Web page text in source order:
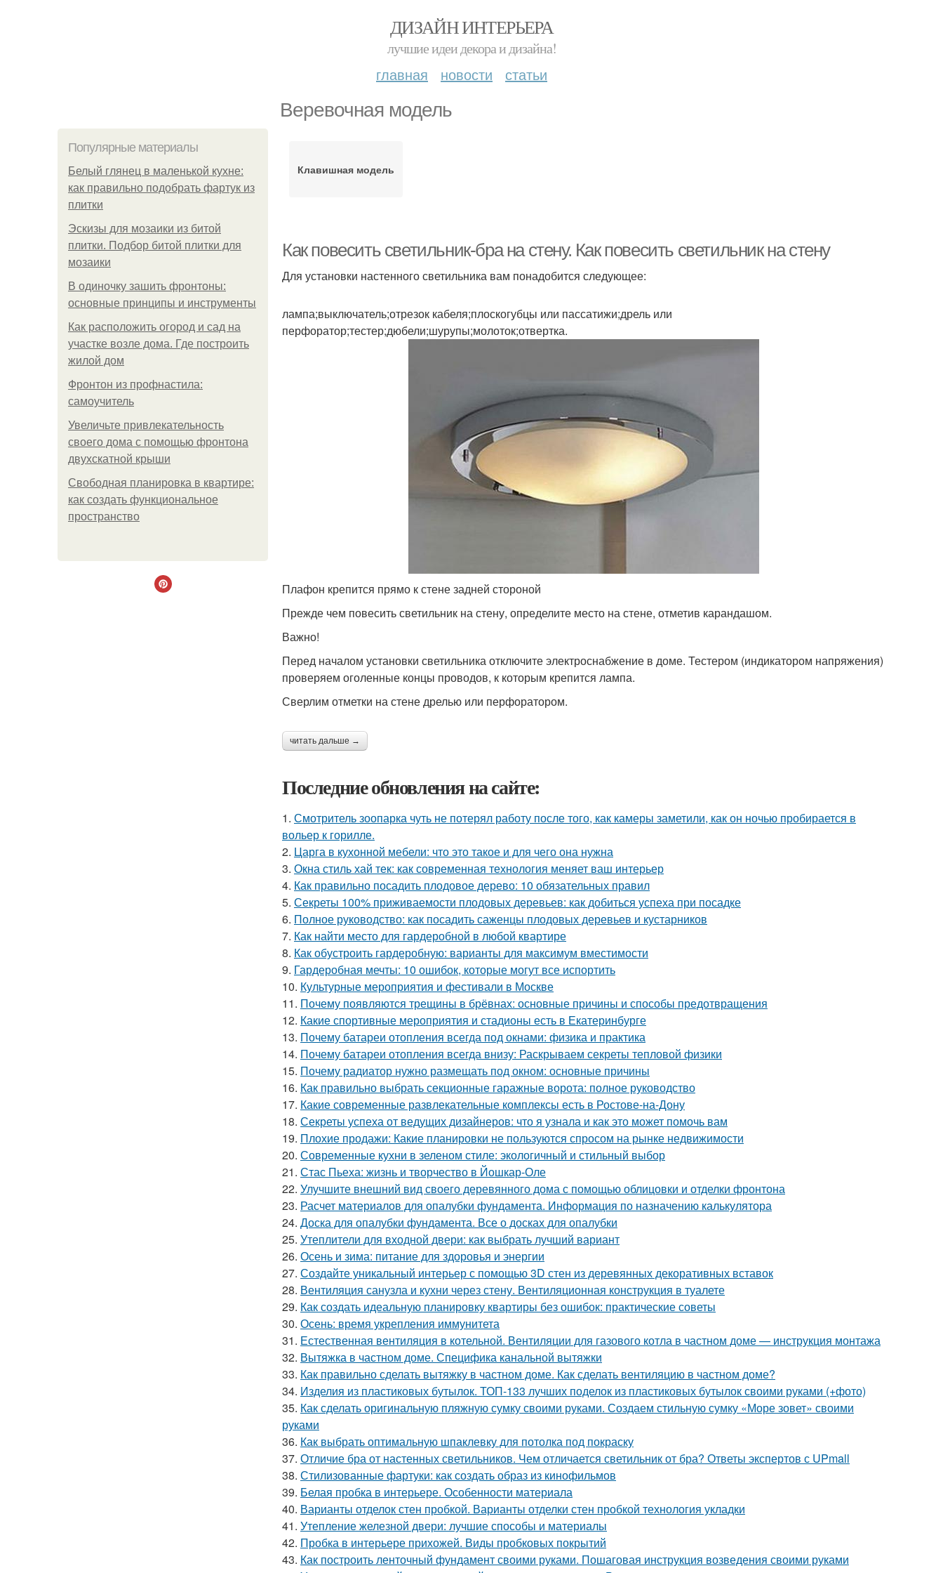
ДИЗАЙН ИНТЕРЬЕРА
лучшие идеи декора и дизайна!
главная новости статьи
Веревочная модель
Популярные материалы
Белый глянец в маленькой кухне:
как правильно подобрать фартук из
плитки
Эскизы для мозаики из битой
плитки. Подбор битой плитки для
мозаики
В одиночку зашить фронтоны:
основные принципы и инструменты
Как расположить огород и сад на
участке возле дома. Где построить
жилой дом
Фронтон из профнастила:
самоучитель
Увеличьте привлекательность
своего дома с помощью фронтона
двухскатной крыши
Свободная планировка в квартире:
как создать функциональное
пространство
Клавишная модель
Как повесить светильник-бра на стену. Как повесить светильник на стену
Для установки настенного светильника вам понадобится следующее:
лампа;выключатель;отрезок кабеля;плоскогубцы или пассатижи;дрель или
перфоратор;тестер;дюбели;шурупы;молоток;отвертка.
Плафон крепится прямо к стене задней стороной
Прежде чем повесить светильник на стену, определите место на стене, отметив карандашом.
Важно!
Перед началом установки светильника отключите электроснабжение в доме. Тестером (индикатором напряжения)
проверяем оголенные концы проводов, к которым крепится лампа.
Сверлим отметки на стене дрелью или перфоратором.
читать дальше →
Последние обновления на сайте:
1. Смотритель зоопарка чуть не потерял работу после того, как камеры заметили, как он ночью пробирается в
вольер к горилле.
2. Царга в кухонной мебели: что это такое и для чего она нужна
3. Окна стиль хай тек: как современная технология меняет ваш интерьер
4. Как правильно посадить плодовое дерево: 10 обязательных правил
5. Секреты 100% приживаемости плодовых деревьев: как добиться успеха при посадке
6. Полное руководство: как посадить саженцы плодовых деревьев и кустарников
7. Как найти место для гардеробной в любой квартире
8. Как обустроить гардеробную: варианты для максимум вместимости
9. Гардеробная мечты: 10 ошибок, которые могут все испортить
10. Культурные мероприятия и фестивали в Москве
11. Почему появляются трещины в брёвнах: основные причины и способы предотвращения
12. Какие спортивные мероприятия и стадионы есть в Екатеринбурге
13. Почему батареи отопления всегда под окнами: физика и практика
14. Почему батареи отопления всегда внизу: Раскрываем секреты тепловой физики
15. Почему радиатор нужно размещать под окном: основные причины
16. Как правильно выбрать секционные гаражные ворота: полное руководство
17. Какие современные развлекательные комплексы есть в Ростове-на-Дону
18. Секреты успеха от ведущих дизайнеров: что я узнала и как это может помочь вам
19. Плохие продажи: Какие планировки не пользуются спросом на рынке недвижимости
20. Современные кухни в зеленом стиле: экологичный и стильный выбор
21. Стас Пьеха: жизнь и творчество в Йошкар-Оле
22. Улучшите внешний вид своего деревянного дома с помощью облицовки и отделки фронтона
23. Расчет материалов для опалубки фундамента. Информация по назначению калькулятора
24. Доска для опалубки фундамента. Все о досках для опалубки
25. Утеплители для входной двери: как выбрать лучший вариант
26. Осень и зима: питание для здоровья и энергии
27. Создайте уникальный интерьер с помощью 3D стен из деревянных декоративных вставок
28. Вентиляция санузла и кухни через стену. Вентиляционная конструкция в туалете
29. Как создать идеальную планировку квартиры без ошибок: практические советы
30. Осень: время укрепления иммунитета
31. Естественная вентиляция в котельной. Вентиляции для газового котла в частном доме — инструкция монтажа
32. Вытяжка в частном доме. Специфика канальной вытяжки
33. Как правильно сделать вытяжку в частном доме. Как сделать вентиляцию в частном доме?
34. Изделия из пластиковых бутылок. ТОП-133 лучших поделок из пластиковых бутылок своими руками (+фото)
35. Как сделать оригинальную пляжную сумку своими руками. Создаем стильную сумку «Море зовет» своими
руками
36. Как выбрать оптимальную шпаклевку для потолка под покраску
37. Отличие бра от настенных светильников. Чем отличается светильник от бра? Ответы экспертов с UPmall
38. Стилизованные фартуки: как создать образ из кинофильмов
39. Белая пробка в интерьере. Особенности материала
40. Варианты отделок стен пробкой. Варианты отделки стен пробкой технология укладки
41. Утепление железной двери: лучшие способы и материалы
42. Пробка в интерьере прихожей. Виды пробковых покрытий
43. Как построить ленточный фундамент своими руками. Пошаговая инструкция возведения своими руками